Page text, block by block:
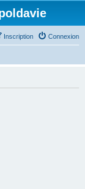
Connexion
Inscription